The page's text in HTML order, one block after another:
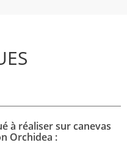
à réaliser sur canevas
Orchidea :